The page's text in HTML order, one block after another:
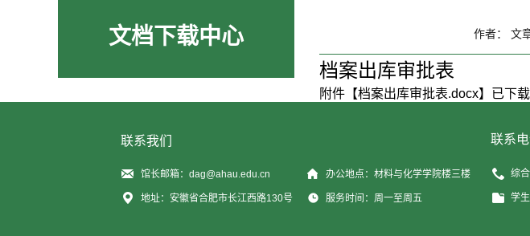
文档下载中心 作者： 文
档案出库审批表
附件【档案出库审批表.docx】已下载
联系我们
馆长邮箱：dag@ahau.edu.cn 办公地点：材料与化学学院楼三楼
地址：安徽省合肥市长江西路130号 服务时间：周一至周五
联系
综
学